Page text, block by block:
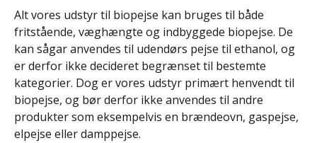
Alt vores udstyr til biopejse kan bruges til både
fritstående, væghængte og indbyggede biopejse. De
kan sågar anvendes til udendørs pejse til ethanol, og
er derfor ikke decideret begrænset til bestemte
kategorier. Dog er vores udstyr primært henvendt til
biopejse, og bør derfor ikke anvendes til andre
produkter som eksempelvis en brændeovn, gaspejse,
elpejse eller damppejse.